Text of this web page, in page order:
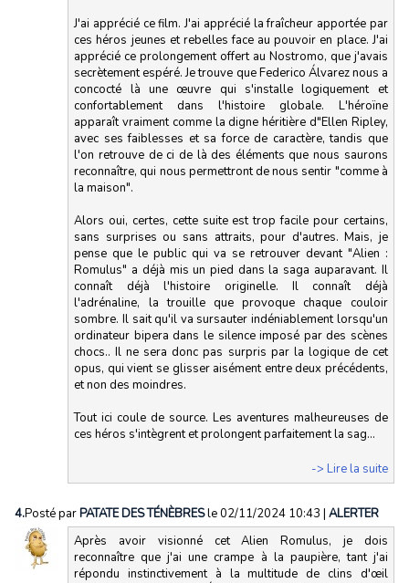
J'ai apprécié ce film. J'ai apprécié la fraîcheur apportée par
ces héros jeunes et rebelles face au pouvoir en place. J'ai
apprécié ce prolongement offert au Nostromo, que j'avais
secrètement espéré. Je trouve que Federico Álvarez nous a
concocté là une œuvre qui s'installe logiquement et
confortablement dans l'histoire globale. L'héroïne
apparaît vraiment comme la digne héritière d"Ellen Ripley,
avec ses faiblesses et sa force de caractère, tandis que
l'on retrouve de ci de là des éléments que nous saurons
reconnaître, qui nous permettront de nous sentir "comme à
la maison".
Alors oui, certes, cette suite est trop facile pour certains,
sans surprises ou sans attraits, pour d'autres. Mais, je
pense que le public qui va se retrouver devant "Alien :
Romulus" a déjà mis un pied dans la saga auparavant. Il
connaît déjà l'histoire originelle. Il connaît déjà
l'adrénaline, la trouille que provoque chaque couloir
sombre. Il sait qu'il va sursauter indéniablement lorsqu'un
ordinateur bipera dans le silence imposé par des scènes
chocs.. Il ne sera donc pas surpris par la logique de cet
opus, qui vient se glisser aisément entre deux précédents,
et non des moindres.
Tout ici coule de source. Les aventures malheureuses de
ces héros s'intègrent et prolongent parfaitement la sag...
-> Lire la suite
4.Posté parPATATE DES TÉNÈBRESle 02/11/2024 10:43 | ALERTER
Après avoir visionné cet Alien Romulus, je dois
reconnaître que j'ai une crampe à la paupière, tant j'ai
répondu instinctivement à la multitude de clins d'œil